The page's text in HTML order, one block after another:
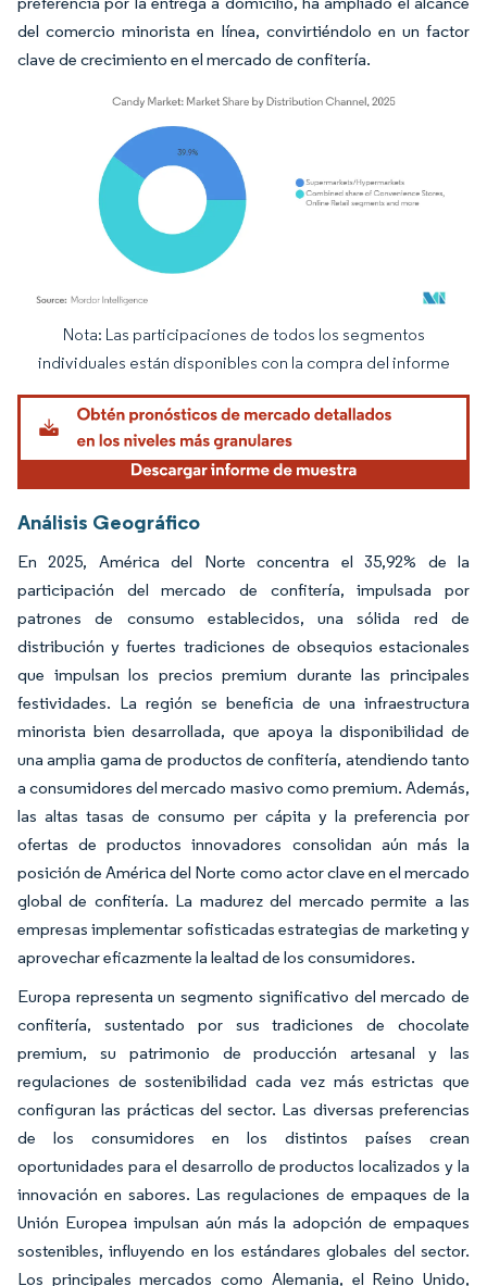
del comercio minorista en línea, convirtiéndolo en un factor
clave de crecimiento en el mercado de confitería.
Imagen © Mordor Intelligence. El uso requiere atribución según CC BY 4.0.
Nota: Las participaciones de todos los segmentos
individuales están disponibles con la compra del informe
Análisis Geográfico
En 2025, América del Norte concentra el 35,92% de la
participación del mercado de confitería, impulsada por
patrones de consumo establecidos, una sólida red de
distribución y fuertes tradiciones de obsequios estacionales
que impulsan los precios premium durante las principales
festividades. La región se beneficia de una infraestructura
minorista bien desarrollada, que apoya la disponibilidad de
una amplia gama de productos de confitería, atendiendo tanto
a consumidores del mercado masivo como premium. Además,
las altas tasas de consumo per cápita y la preferencia por
ofertas de productos innovadores consolidan aún más la
posición de América del Norte como actor clave en el mercado
global de confitería. La madurez del mercado permite a las
empresas implementar sofisticadas estrategias de marketing y
aprovechar eficazmente la lealtad de los consumidores.
Europa representa un segmento significativo del mercado de
confitería, sustentado por sus tradiciones de chocolate
premium, su patrimonio de producción artesanal y las
regulaciones de sostenibilidad cada vez más estrictas que
configuran las prácticas del sector. Las diversas preferencias
de los consumidores en los distintos países crean
oportunidades para el desarrollo de productos localizados y la
innovación en sabores. Las regulaciones de empaques de la
Unión Europea impulsan aún más la adopción de empaques
sostenibles, influyendo en los estándares globales del sector.
Los principales mercados como Alemania, el Reino Unido,